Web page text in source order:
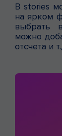
В stories
на ярком
выбрать
можно
отсчета и